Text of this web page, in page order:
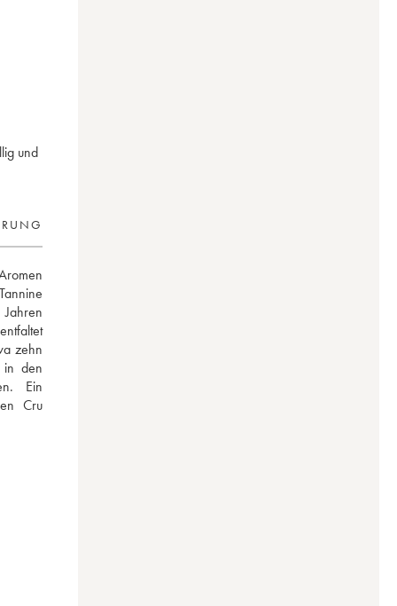
und
zehn
in den
Ein
Cru